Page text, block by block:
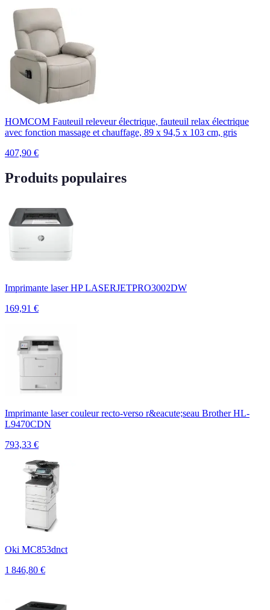
HOMCOM Fauteuil releveur électrique, fauteuil relax électrique
avec fonction massage et chauffage, 89 x 94,5 x 103 cm, gris
407,90 €
Produits populaires
Imprimante laser HP LASERJETPRO3002DW
169,91 €
Imprimante laser couleur recto-verso r&eacute;seau Brother HL-
L9470CDN
793,33 €
Oki MC853dnct
1 846,80 €